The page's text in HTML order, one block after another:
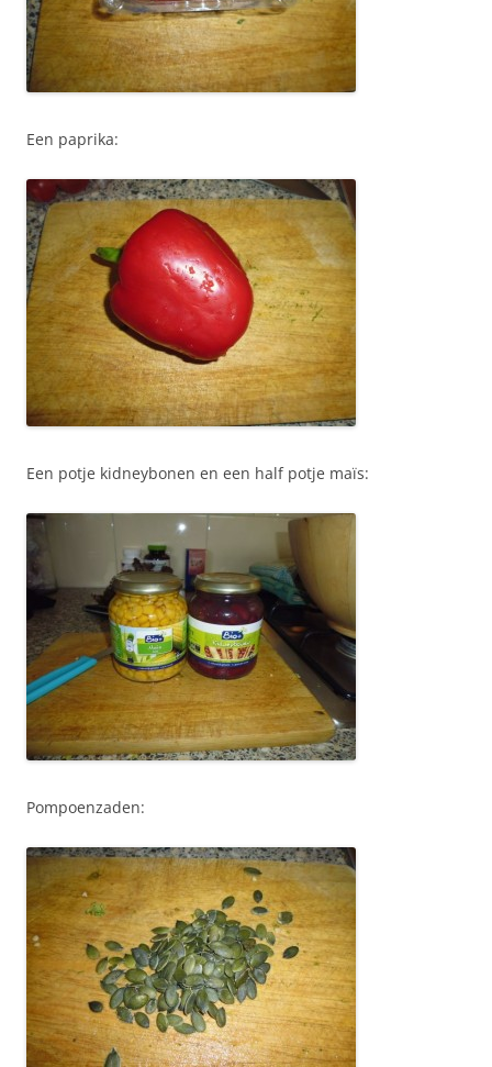
Een paprika:
Een potje kidneybonen en een half potje maïs:
Pompoenzaden: